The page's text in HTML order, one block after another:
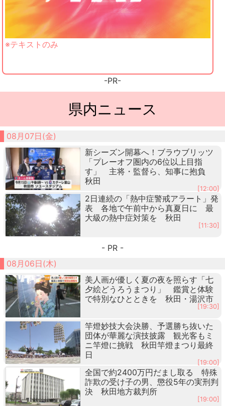
※テキストのみ
-PR-
県内ニュース
08月07日(金)
新シーズン開幕へ！ブラウブリッツ
「プレーオフ圏内の6位以上目指
す」 主将・監督ら、知事に抱負
秋田
[12:00]
2日連続の「熱中症警戒アラート」発
表 各地で午前中から真夏日に 最
大級の熱中症対策を 秋田
[11:30]
- PR -
08月06日(木)
美人画が優しく夏の夜を照らす「七
夕絵どうろうまつり」 鑑賞と体験
で特別なひとときを 秋田・湯沢市
[19:30]
竿燈妙技大会決勝、予選勝ち抜いた
団体が華麗な演技披露 観光客もミ
ニ竿燈に挑戦 秋田竿燈まつり最終
日
[19:00]
全国で約2400万円だまし取る 特殊
詐欺の受け子の男、懲役5年の実刑判
決 秋田地方裁判所
[19:00]